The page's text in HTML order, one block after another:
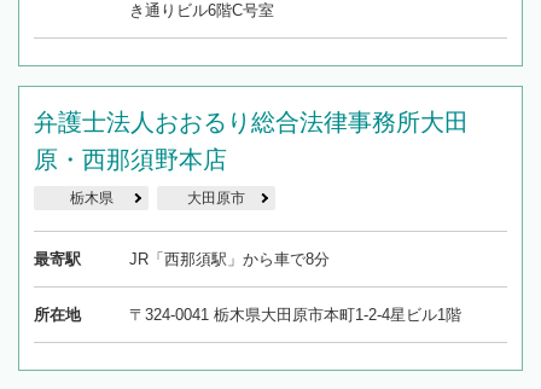
き通りビル6階C号室
弁護士法人おおるり総合法律事務所大田
原・西那須野本店
栃木県 大田原市
最寄駅 JR「西那須駅」から車で8分
所在地 〒324-0041 栃木県大田原市本町1-2-4星ビル1階